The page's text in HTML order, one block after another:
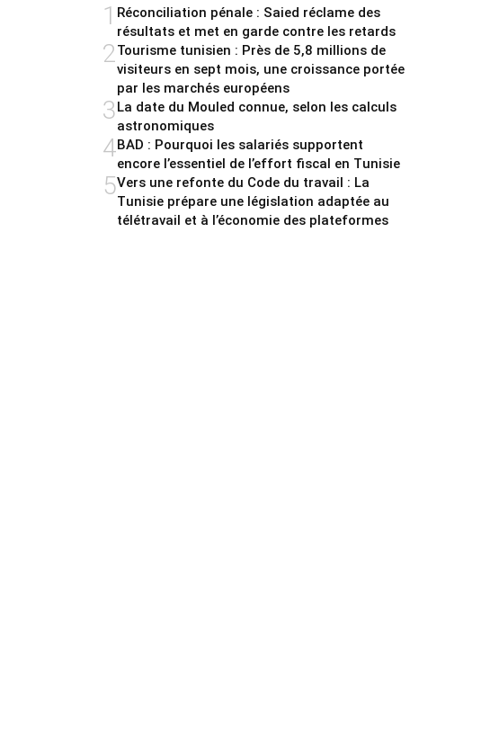
1 Réconciliation pénale : Saied réclame des
résultats et met en garde contre les retards
2Tourisme tunisien : Près de 5,8 millions de
visiteurs en sept mois, une croissance portée
par les marchés européens
3La date du Mouled connue, selon les calculs
astronomiques
4BAD : Pourquoi les salariés supportent
encore l’essentiel de l’effort fiscal en Tunisie
5Vers une refonte du Code du travail : La
Tunisie prépare une législation adaptée au
télétravail et à l’économie des plateformes